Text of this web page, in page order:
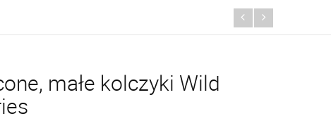
małe kolczyki Wild